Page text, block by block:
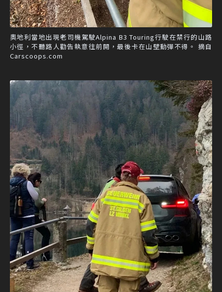
奧地利當地出現老司機駕駛Alpina B3 Touring行駛在禁行的山路
小徑，不聽路人勸告執意往前開，最後卡在山壁動彈不得。 摘自
Carscoops.com